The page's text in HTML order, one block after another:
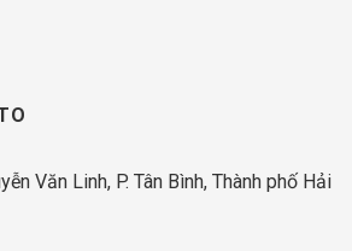
Văn Linh, P. Tân Bình, Thành phố Hải